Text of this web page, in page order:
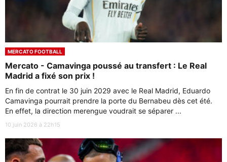
MERCATO FOOTBALL
Mercato - Camavinga poussé au transfert : Le Real
Madrid a fixé son prix !
En fin de contrat le 30 juin 2029 avec le Real Madrid, Eduardo
Camavinga pourrait prendre la porte du Bernabeu dès cet été.
En effet, la direction merengue voudrait se séparer ...
10 juin 2026 à 22h15